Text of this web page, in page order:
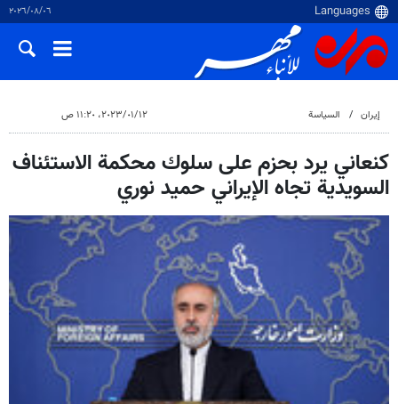
٠٦‏/٠٨‏/٢٠٢٦
إيران السياسة ١٢‏/٠١‏/٢٠٢٣، ١١:٢٠ ص
كنعاني يرد بحزم على سلوك محكمة الاستئناف
السويدية تجاه الإيراني حميد نوري